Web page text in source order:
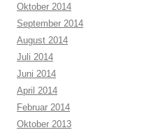
Oktober 2014
September 2014
August 2014
Juli 2014
Juni 2014
April 2014
Februar 2014
Oktober 2013